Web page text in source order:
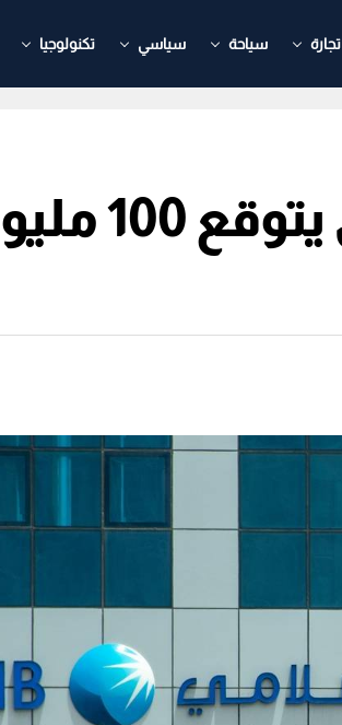
تجارة سياحة سياسي تكنولوجيا
بنك